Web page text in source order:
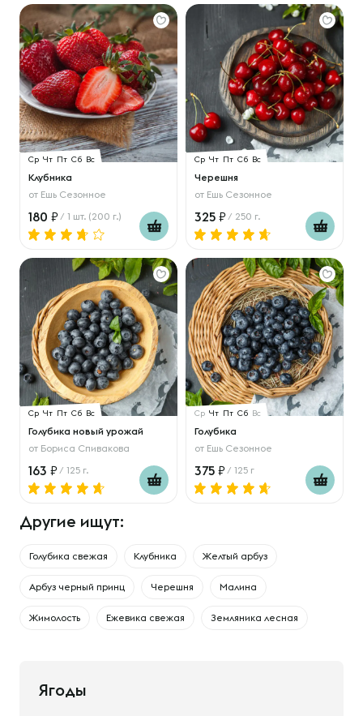
Ср Чт Пт Сб Вс
Клубника
от Ешь Сезонное
180 / 1 шт. (200 г.)
Ср Чт Пт Сб Вс
Черешня
от Ешь Сезонное
325 / 250 г.
Ср Чт Пт Сб Вс
Голубика новый урожай
от Бориса Спивакова
163 / 125 г.
Ср Чт Пт Сб Вс
Голубика
от Ешь Сезонное
375 / 125 г
Другие ищут:
Голубика свежая Клубника Желтый арбуз
Арбуз черный принц Черешня Малина
Жимолость Ежевика свежая Земляника лесная
Ягоды